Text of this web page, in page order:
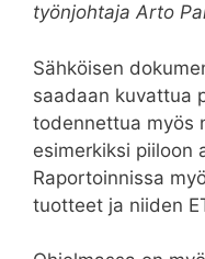
työnjohtaja Arto
Sähköisen
saadaan kuvattua
todennettua myös
esimerkiksi piiloon
Raportoinnissa
tuotteet ja niiden